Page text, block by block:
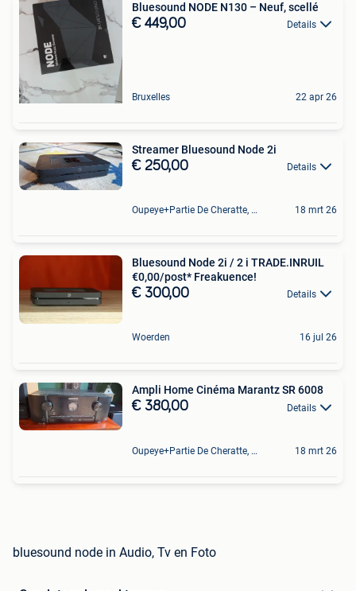
Bluesound NODE N130 – Neuf, scellé
€ 449,00 Details
Bruxelles 22 apr 26
Streamer Bluesound Node 2i
€ 250,00 Details
Oupeye+Partie De Cheratte, Herstal Et Wandre 18 mrt 26
Bluesound Node 2i / 2 i TRADE.INRUIL
€0,00/post* Freakuence!
€ 300,00 Details
Woerden 16 jul 26
Ampli Home Cinéma Marantz SR 6008
€ 380,00 Details
Oupeye+Partie De Cheratte, Herstal Et Wandre 18 mrt 26
bluesound node in Audio, Tv en Foto